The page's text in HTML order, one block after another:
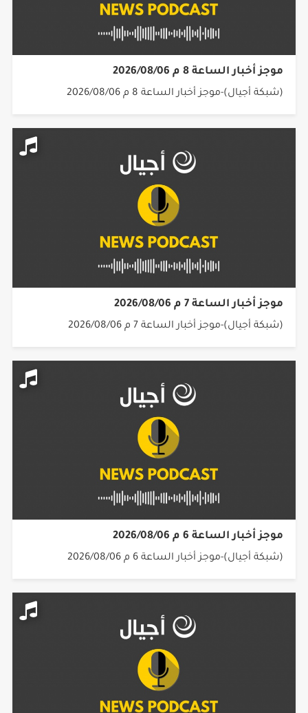
موجز أخبار الساعة 8 م 2026/08/06
(شبكة أجيال)-موجز أخبار الساعة 8 م 2026/08/06
موجز أخبار الساعة 7 م 2026/08/06
(شبكة أجيال)-موجز أخبار الساعة 7 م 2026/08/06
موجز أخبار الساعة 6 م 2026/08/06
(شبكة أجيال)-موجز أخبار الساعة 6 م 2026/08/06